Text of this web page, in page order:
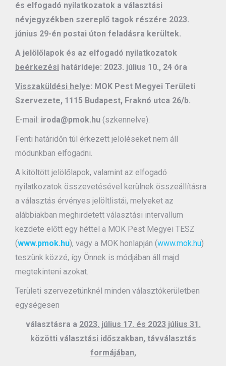
és elfogadó nyilatkozatok a választási
névjegyzékben szereplő tagok részére 2023.
június 29-én postai úton feladásra kerültek.
A jelölőlapok és az elfogadó nyilatkozatok
beérkezési határideje: 2023. július 10., 24 óra
Visszaküldési helye: MOK Pest Megyei Területi
Szervezete, 1115 Budapest, Fraknó utca 26/b.
E-mail: iroda@pmok.hu (szkennelve).
Fenti határidőn túl érkezett jelöléseket nem áll
módunkban elfogadni.
A kitöltött jelölőlapok, valamint az elfogadó
nyilatkozatok összevetésével kerülnek összeállításra
a választás érvényes jelöltlistái, melyeket az
alábbiakban meghirdetett választási intervallum
kezdete előtt egy héttel a MOK Pest Megyei TESZ
(www.pmok.hu), vagy a MOK honlapján (www.mok.hu)
teszünk közzé, így Önnek is módjában áll majd
megtekinteni azokat.
Területi szervezetünknél minden választókerületben
egységesen
választásra a 2023. július 17. és 2023 július 31.
közötti választási időszakban, távválasztás
formájában,